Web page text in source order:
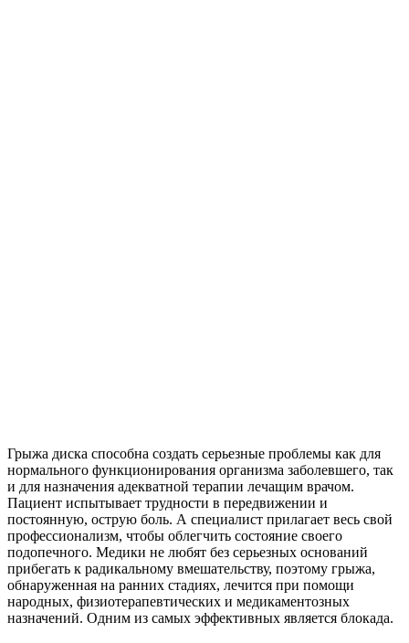
Грыжа диска способна создать серьезные проблемы как для
нормального функционирования организма заболевшего, так
и для назначения адекватной терапии лечащим врачом.
Пациент испытывает трудности в передвижении и
постоянную, острую боль. А специалист прилагает весь свой
профессионализм, чтобы облегчить состояние своего
подопечного. Медики не любят без серьезных оснований
прибегать к радикальному вмешательству, поэтому грыжа,
обнаруженная на ранних стадиях, лечится при помощи
народных, физиотерапевтических и медикаментозных
назначений. Одним из самых эффективных является блокада.